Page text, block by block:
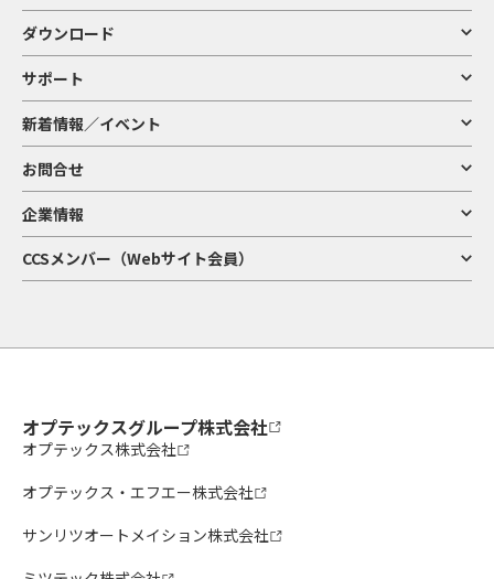
ダウンロード
サポート
新着情報／イベント
お問合せ
企業情報
CCSメンバー（Webサイト会員）
オプテックスグループ株式会社
オプテックス株式会社
オプテックス・エフエー株式会社
サンリツオートメイション株式会社